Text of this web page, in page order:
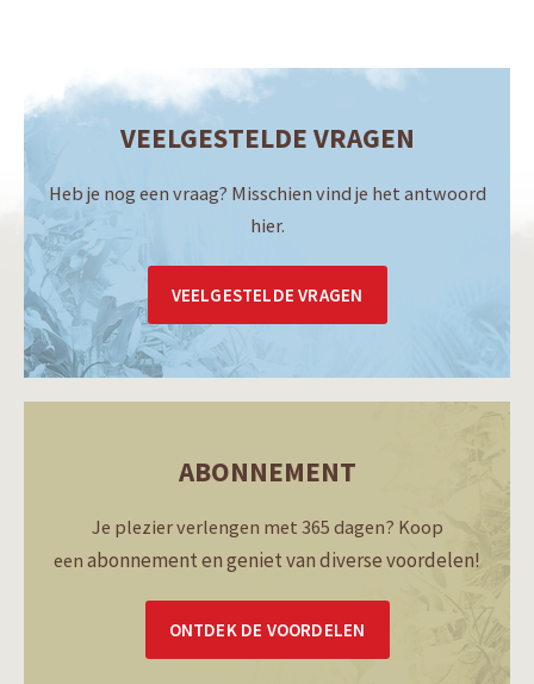
VEELGESTELDE VRAGEN
Heb je nog een vraag? Misschien vind je het antwoord
hier.
VEELGESTELDE VRAGEN
ABONNEMENT
Je plezier verlengen met 365 dagen? Koop
een abonnement en geniet van diverse voordelen!
ONTDEK DE VOORDELEN